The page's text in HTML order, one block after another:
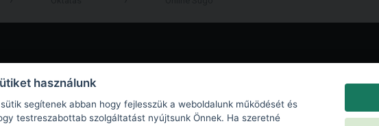
Facebook
használunk
segítenek abban hogy fejlesszük a weboldalunk működését és
testreszabottab szolgáltatást nyújtsunk Önnek. Ha szeretné